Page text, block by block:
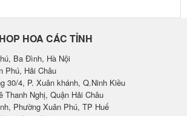
HOA CÁC TỈNH
Ba Đình, Hà Nội
Phú, Hải Châu
30/4, P. Xuân khánh, Q.Ninh Kiều
Thanh Nghị, Quận Hải Châu
Phường Xuân Phú, TP Huế